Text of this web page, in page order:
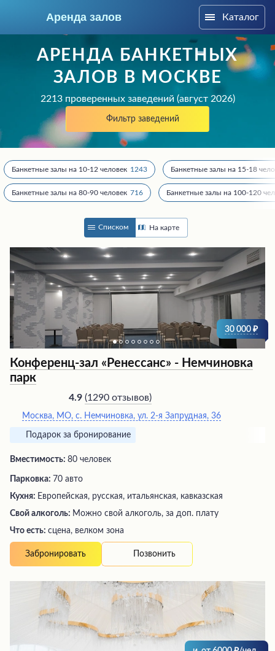
Аренда залов
+7 (969) 283-12-35
Подберите мне зал
Каталог
АРЕНДА БАНКЕТНЫХ
ЗАЛОВ В МОСКВЕ
2213 проверенных заведений (август 2026)
Фильтр заведений
Банкетные залы на 10-12 человек 1243 Банкетные залы на 15-18
Банкетные залы на 80-90 человек 716 Банкетные залы на 100-120
Списком На карте
30 000
Конференц-зал «Ренессанс» - Немчиновка
парк
4.9 (1290 отзывов)
Москва, МО, с. Немчиновка, ул. 2-я Запрудная, 36
Подарок за бронирование
Вместимость: 80 человек
Парковка: 70 авто
Кухня: Европейская, русская, итальянская, кавказская
Свой алкоголь: Можно свой алкоголь, за доп. плату
Что есть: сцена, велком зона
Забронировать Позвонить